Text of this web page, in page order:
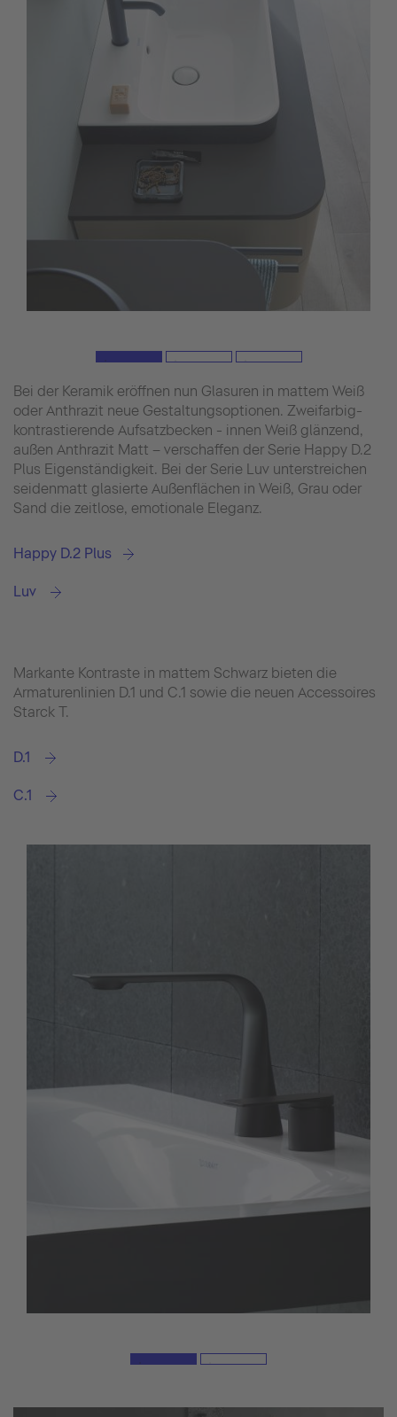
Bei der Keramik eröffnen nun Glasuren in mattem Weiß
oder Anthrazit neue Gestaltungsoptionen. Zweifarbig-
kontrastierende Aufsatzbecken - innen Weiß glänzend,
außen Anthrazit Matt – verschaffen der Serie Happy D.2
Plus Eigenständigkeit. Bei der Serie Luv unterstreichen
seidenmatt glasierte Außenflächen in Weiß, Grau oder
Sand die zeitlose, emotionale Eleganz.
Happy D.2 Plus
Luv
Markante Kontraste in mattem Schwarz bieten die
Armaturenlinien D.1 und C.1 sowie die neuen Accessoires
Starck T.
D.1
C.1